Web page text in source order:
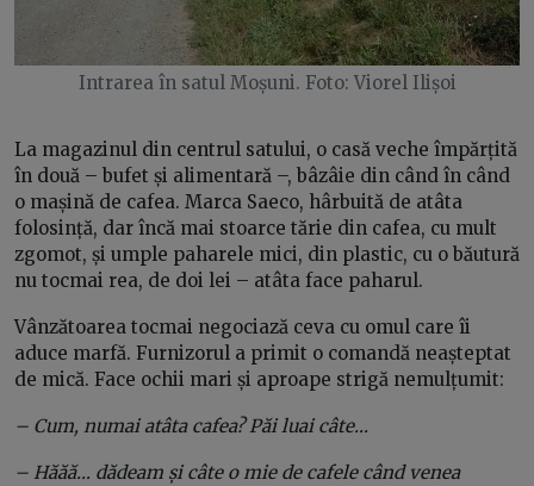
Intrarea în satul Moșuni. Foto: Viorel Ilișoi
La magazinul din centrul satului, o casă veche împărțită
în două – bufet și alimentară –, bâzâie din când în când
o mașină de cafea. Marca Saeco, hârbuită de atâta
folosință, dar încă mai stoarce tărie din cafea, cu mult
zgomot, și umple paharele mici, din plastic, cu o băutură
nu tocmai rea, de doi lei – atâta face paharul.
Vânzătoarea tocmai negociază ceva cu omul care îi
aduce marfă. Furnizorul a primit o comandă neașteptat
de mică. Face ochii mari și aproape strigă nemulțumit:
– Cum, numai atâta cafea? Păi luai câte…
– Hăăă… dădeam și câte o mie de cafele când venea